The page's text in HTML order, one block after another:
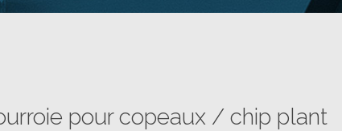
pour copeaux / chip plant